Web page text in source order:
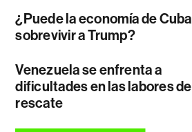
¿Puede la economía de Cuba
sobrevivir a Trump?
Venezuela se enfrenta a
dificultades en las labores de
rescate